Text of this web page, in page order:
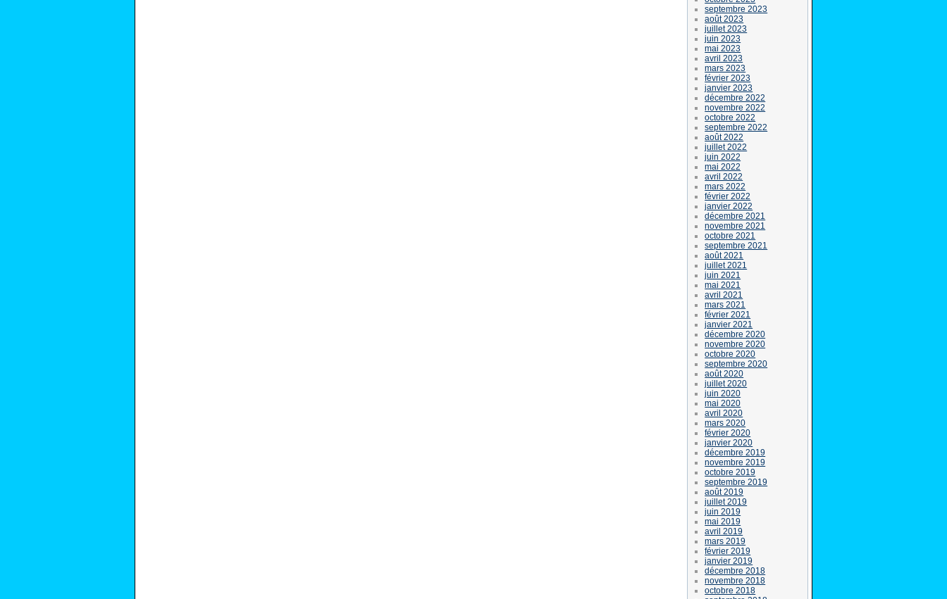
septembre 2023
août 2023
juillet 2023
juin 2023
mai 2023
avril 2023
mars 2023
février 2023
janvier 2023
décembre 2022
novembre 2022
octobre 2022
septembre 2022
août 2022
juillet 2022
juin 2022
mai 2022
avril 2022
mars 2022
février 2022
janvier 2022
décembre 2021
novembre 2021
octobre 2021
septembre 2021
août 2021
juillet 2021
juin 2021
mai 2021
avril 2021
mars 2021
février 2021
janvier 2021
décembre 2020
novembre 2020
octobre 2020
septembre 2020
août 2020
juillet 2020
juin 2020
mai 2020
avril 2020
mars 2020
février 2020
janvier 2020
décembre 2019
novembre 2019
octobre 2019
septembre 2019
août 2019
juillet 2019
juin 2019
mai 2019
avril 2019
mars 2019
février 2019
janvier 2019
décembre 2018
novembre 2018
octobre 2018